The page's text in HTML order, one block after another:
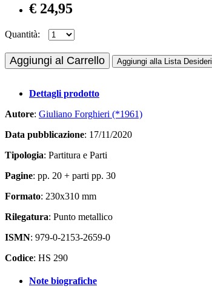
€ 24,95
Quantità:
Aggiungi al Carrello Aggiungi alla Lista Desideri
Dettagli prodotto
Autore: Giuliano Forghieri (*1961)
Data pubblicazione: 17/11/2020
Tipologia: Partitura e Parti
Pagine: pp. 20 + parti pp. 30
Formato: 230x310 mm
Rilegatura: Punto metallico
ISMN: 979-0-2153-2659-0
Codice: HS 290
Note biografiche